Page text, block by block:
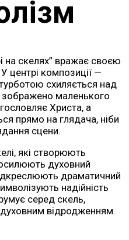
на скелях” вражає своєю
центрі композиції —
схиляється над
маленького
Христа, а
прямо на глядача, ніби
сцени.
які створюють
духовний
драматичний
надійність
серед скель,
відродженням.